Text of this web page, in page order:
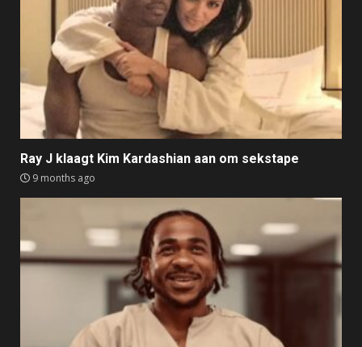
Ray J klaagt Kim Kardashian aan om sekstape
9 months ago